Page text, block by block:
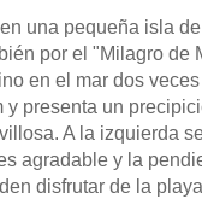
una pequeña isla
por el "Milagro de
en el mar dos
y presenta un
A la izquierda
agradable y la
disfrutar de la